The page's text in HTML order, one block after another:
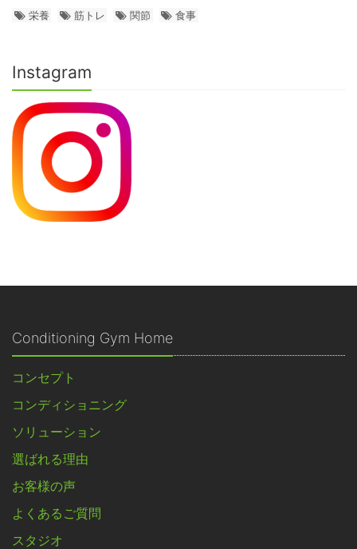
栄養
筋トレ 関節 食事
Instagram
Conditioning Gym Home
コンセプト
コンディショニング
ソリューション
選ばれる理由
お客様の声
よくあるご質問
スタジオ